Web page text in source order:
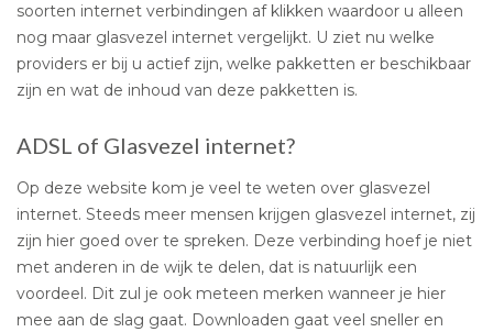
soorten internet verbindingen af klikken waardoor u alleen
nog maar glasvezel internet vergelijkt. U ziet nu welke
providers er bij u actief zijn, welke pakketten er beschikbaar
zijn en wat de inhoud van deze pakketten is.
ADSL of Glasvezel internet?
Op deze website kom je veel te weten over glasvezel
internet. Steeds meer mensen krijgen glasvezel internet, zij
zijn hier goed over te spreken. Deze verbinding hoef je niet
met anderen in de wijk te delen, dat is natuurlijk een
voordeel. Dit zul je ook meteen merken wanneer je hier
mee aan de slag gaat. Downloaden gaat veel sneller en